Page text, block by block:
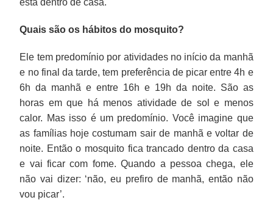
Quais são os hábitos do mosquito?
Ele tem predomínio por atividades no início da manhã
e no final da tarde, tem preferência de picar entre 4h e
6h da manhã e entre 16h e 19h da noite. São as
horas em que há menos atividade de sol e menos
calor. Mas isso é um predomínio. Você imagine que
as famílias hoje costumam sair de manhã e voltar de
noite. Então o mosquito fica trancado dentro da casa
e vai ficar com fome. Quando a pessoa chega, ele
não vai dizer: ‘não, eu prefiro de manhã, então não
vou picar’.